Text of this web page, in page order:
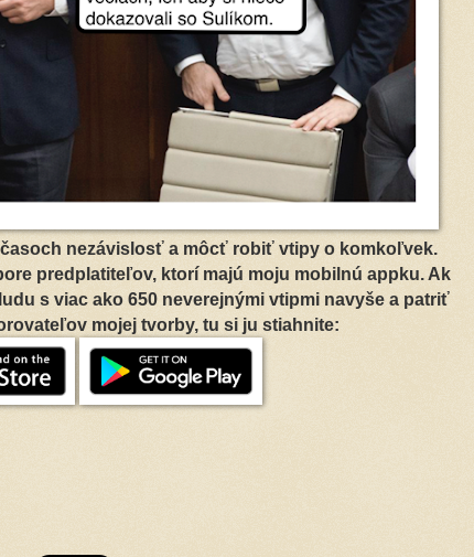
nezávislosť a môcť robiť vtipy o komkoľvek.
predplatiteľov, ktorí majú moju mobilnú appku. Ak
s viac ako 650 neverejnými vtipmi navyše a patriť
mojej tvorby, tu si ju stiahnite: